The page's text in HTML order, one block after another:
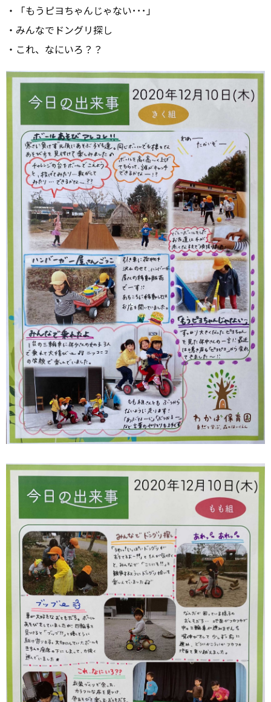
・「もうピヨちゃんじゃない･･･」
・みんなでドングリ探し
・これ、なにいろ？？